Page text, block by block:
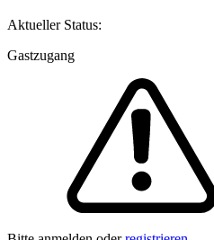
Aktueller Status:
Gastzugang